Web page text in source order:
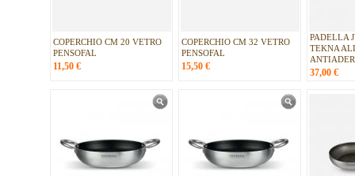
COPERCHIO CM 20 VETRO
PENSOFAL
11,50 €
COPERCHIO CM 32 VETRO
PENSOFAL
15,50 €
PADELLA
TEKNA
37,00 €